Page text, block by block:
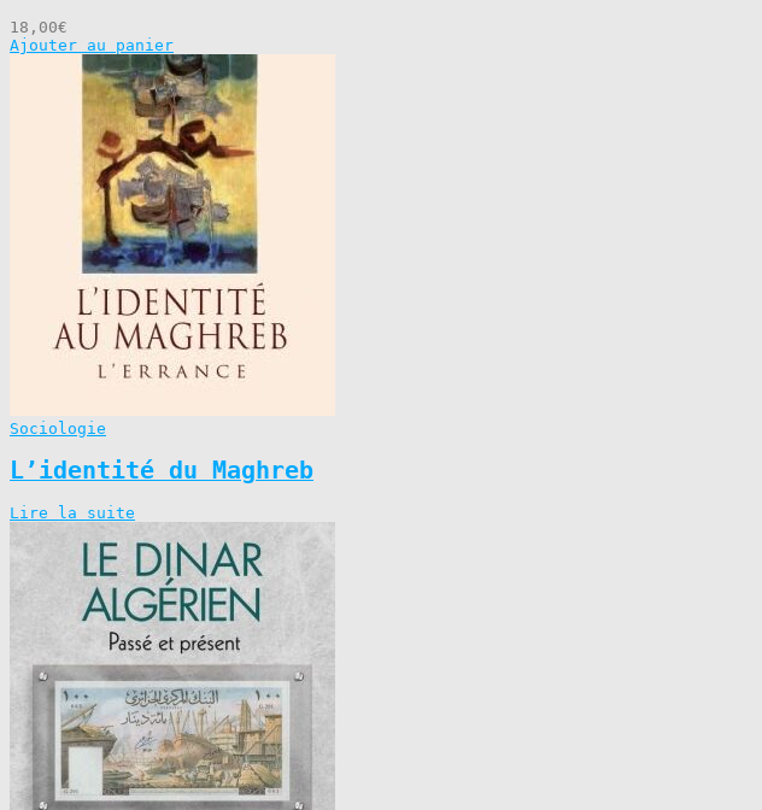
18,00€
Ajouter au panier
Sociologie
L’identité du Maghreb
Lire la suite